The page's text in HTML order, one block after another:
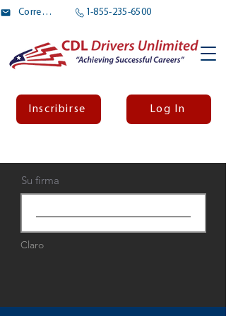
Correo electrónico 1-855-235-6500
Inscribirse Log In
Su firma
Claro